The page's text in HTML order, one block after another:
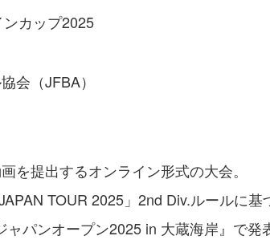
カップ2025
会（JFBA）
提出するオンライン形式の大会。
TOUR 2025」2nd Div.ルールに基
パンオープン2025 in 大蔵海岸』で発